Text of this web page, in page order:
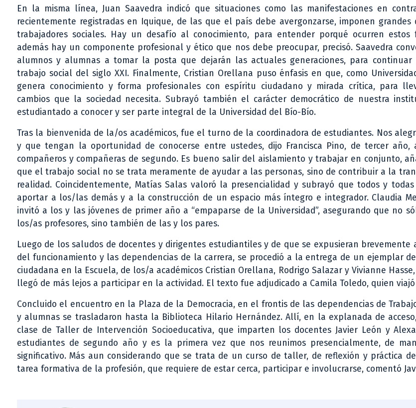
En la misma línea, Juan Saavedra indicó que situaciones como las manifestaciones en
recientemente registradas en Iquique, de las que el país debe avergonzarse, imponen grandes
trabajadores sociales. Hay un desafío al conocimiento, para entender porqué ocurren estos
además hay un componente profesional y ético que nos debe preocupar, precisó. Saavedra
alumnos y alumnas a tomar la posta que dejarán las actuales generaciones, para continuar
trabajo social del siglo XXI. Finalmente, Cristian Orellana puso énfasis en que, como
genera conocimiento y forma profesionales con espíritu ciudadano y mirada crítica, para
cambios que la sociedad necesita. Subrayó también el carácter democrático de nuestra
estudiantado a conocer y ser parte integral de la Universidad del Bío-Bío.
Tras la bienvenida de la/os académicos, fue el turno de la coordinadora de estudiantes. Nos
y que tengan la oportunidad de conocerse entre ustedes, dijo Francisca Pino, de tercer año,
compañeros y compañeras de segundo. Es bueno salir del aislamiento y trabajar en conjunto,
que el trabajo social no se trata meramente de ayudar a las personas, sino de contribuir a la
realidad. Coincidentemente, Matías Salas valoró la presencialidad y subrayó que todos y
aportar a los/las demás y a la construcción de un espacio más íntegro e integrador. Claudia
invitó a los y las jóvenes de primer año a “empaparse de la Universidad”, asegurando que no
los/as profesores, sino también de las y los pares.
Luego de los saludos de docentes y dirigentes estudiantiles y de que se expusieran brevemente
del funcionamiento y las dependencias de la carrera, se procedió a la entrega de un ejemplar
ciudadana en la Escuela, de los/a académicos Cristian Orellana, Rodrigo Salazar y Vivianne
llegó de más lejos a participar en la actividad. El texto fue adjudicado a Camila Toledo, quien viajó
Concluido el encuentro en la Plaza de la Democracia, en el frontis de las dependencias de
y alumnas se trasladaron hasta la Biblioteca Hilario Hernández. Allí, en la explanada de
clase de Taller de Intervención Socioeducativa, que imparten los docentes Javier León y
estudiantes de segundo año y es la primera vez que nos reunimos presencialmente, de
significativo. Más aun considerando que se trata de un curso de taller, de reflexión y práctica
tarea formativa de la profesión, que requiere de estar cerca, participar e involucrarse, comentó